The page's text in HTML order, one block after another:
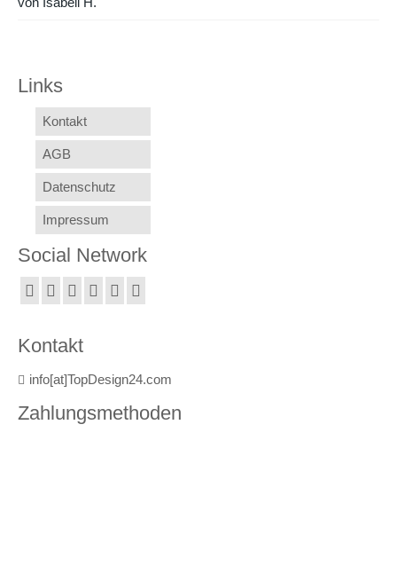
Links
Kontakt
AGB
Datenschutz
Impressum
Social Network
Kontakt
info[at]TopDesign24.com
Zahlungsmethoden